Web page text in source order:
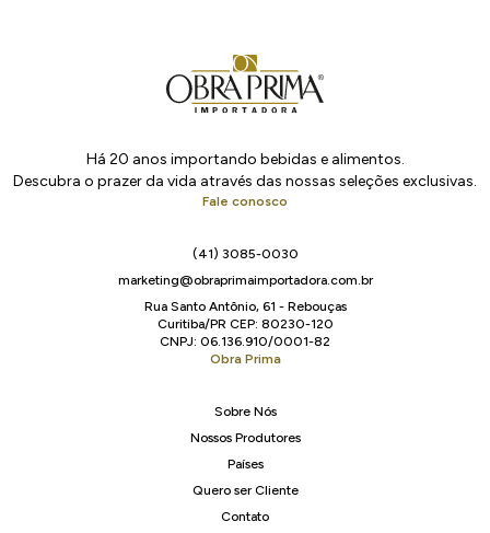
Há 20 anos importando bebidas e alimentos.
Descubra o prazer da vida através das nossas seleções exclusivas.
Fale conosco
(41) 3085-0030
marketing@obraprimaimportadora.com.br
Rua Santo Antônio, 61 - Rebouças
Curitiba/PR CEP: 80230-120
CNPJ: 06.136.910/0001-82
Obra Prima
Sobre Nós
Nossos Produtores
Países
Quero ser Cliente
Contato